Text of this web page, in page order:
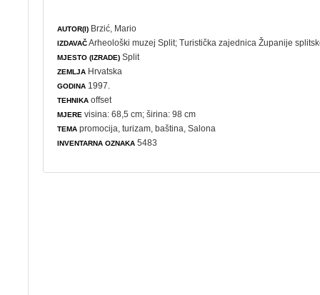
AUTOR(I) Brzić, Mario
IZDAVAČArheološki muzej Split;Turistička zajednica Županije
MJESTO (IZRADE) Split
ZEMLJA Hrvatska
GODINA 1997.
TEHNIKA offset
MJERE visina: 68,5 cm; širina: 98 cm
TEMA promocija ,turizam ,baština , Salona
INVENTARNA OZNAKA 5483